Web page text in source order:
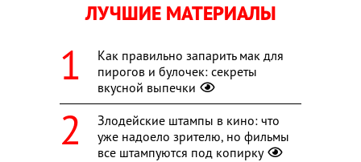
ЛУЧШИЕ МАТЕРИАЛЫ
Как правильно запарить мак для
пирогов и булочек: секреты
вкусной выпечки
Злодейские штампы в кино: что
уже надоело зрителю, но фильмы
все штампуются под копирку